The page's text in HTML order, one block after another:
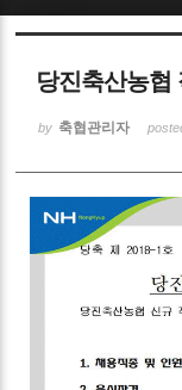
당진축산농협
by 축협관리자